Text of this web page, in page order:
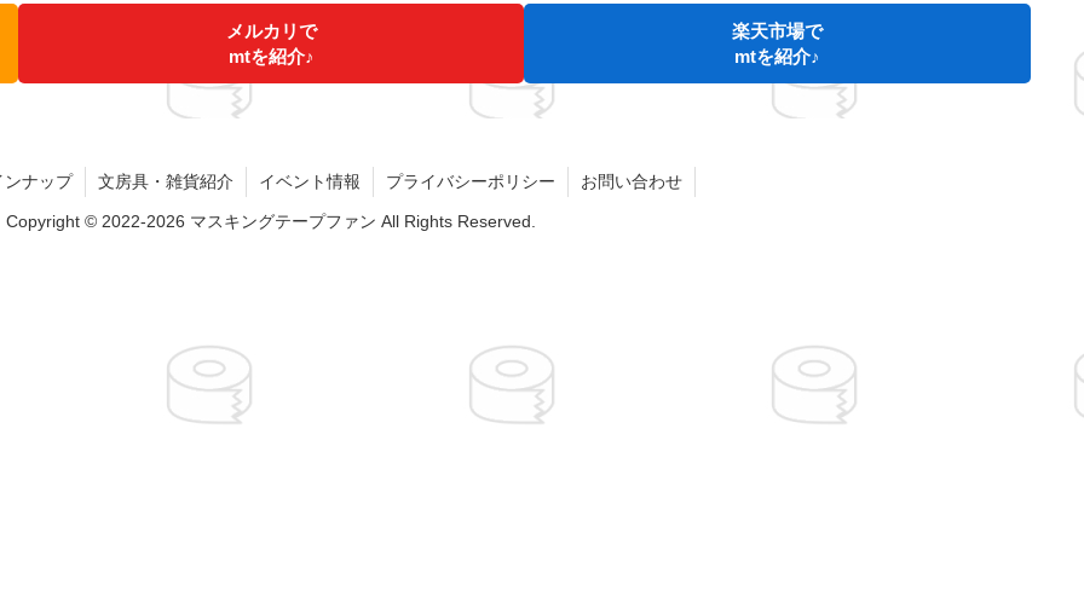
メルカリで
mtを紹介♪
楽天市場で
mtを紹介♪
ナップ 文房具・雑貨紹介 イベント情報 プライバシーポリシー お問い合わせ
Copyright © 2022-2026 マスキングテープファン All Rights Reserved.